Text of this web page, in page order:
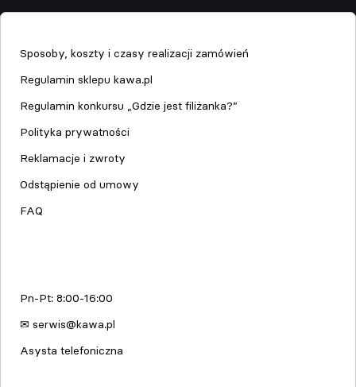
Sposoby, koszty i czasy realizacji zamówień
Regulamin sklepu kawa.pl
Regulamin konkursu „Gdzie jest filiżanka?”
Polityka prywatności
Reklamacje i zwroty
Odstąpienie od umowy
FAQ
Pn-Pt: 8:00-16:00
✉ serwis@kawa.pl
Asysta telefoniczna